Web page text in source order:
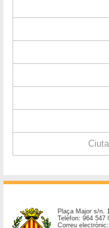
Plaça Major s/n.
Telèfon: 964 547
Correu